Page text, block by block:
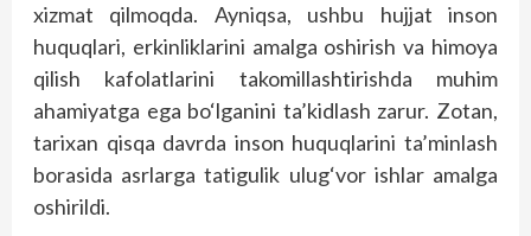
xizmat qilmoqda. Ayniqsa, ushbu hujjat inson
huquqlari, erkinliklarini amalga oshirish va himoya
qilish kafolatlarini takomillashtirishda muhim
ahamiyatga ega bo‘lganini ta’kidlash zarur. Zotan,
tarixan qisqa davrda inson huquqlarini ta’minlash
borasida asrlarga tatigulik ulug‘vor ishlar amalga
oshirildi.